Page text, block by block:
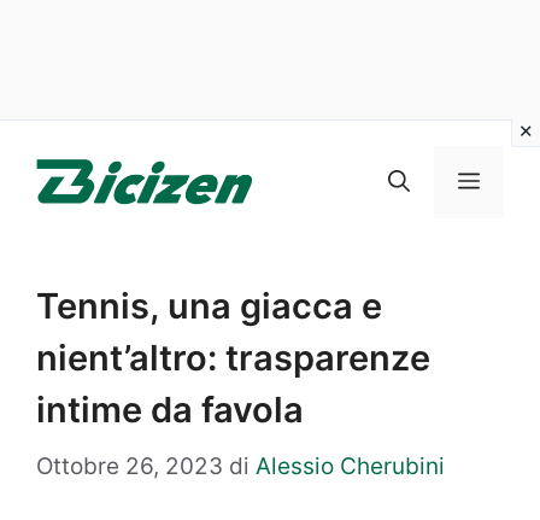
Menu
Tennis, una giacca e
nient’altro: trasparenze
intime da favola
Ottobre 26, 2023 di Alessio Cherubini